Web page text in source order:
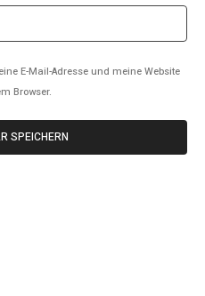
E-Mail-Adresse und meine Website
Browser.